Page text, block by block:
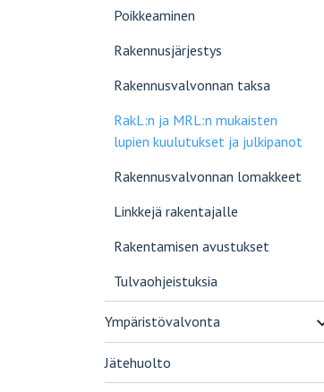
Poikkeaminen
Rakennusjärjestys
Rakennusvalvonnan taksa
RakL:n ja MRL:n mukaisten
lupien kuulutukset ja julkipanot
Rakennusvalvonnan lomakkeet
Linkkejä rakentajalle
Rakentamisen avustukset
Tulvaohjeistuksia
Ympäristövalvonta
Jätehuolto